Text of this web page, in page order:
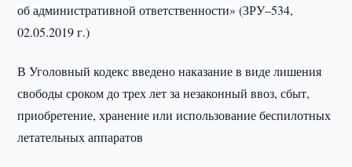
об административной ответственности» (ЗРУ–534,
02.05.2019 г.)
В Уголовный кодекс введено наказание в виде лишения
свободы сроком до трех лет за незаконный ввоз, сбыт,
приобретение, хранение или использование беспилотных
летательных аппаратов